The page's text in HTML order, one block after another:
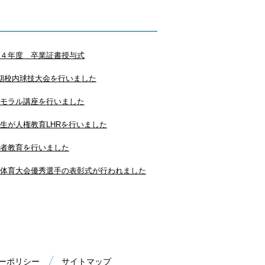
年度 卒業証書授与式
校内球技大会を行いました
ラル講座を行いました
が人権教育LHRを行いました
教育を行いました
育大会優秀選手の表彰式が行われました
ポリシー サイトマップ